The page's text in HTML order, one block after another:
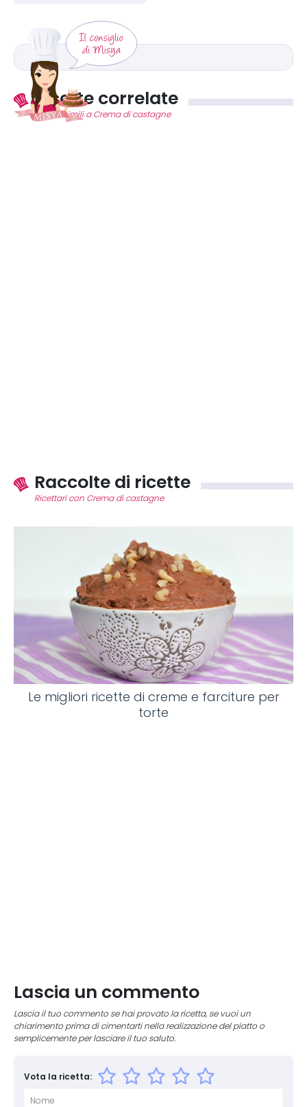
Ricette correlate
Ricette simili a Crema di castagne
Raccolte di ricette
Ricettari con Crema di castagne
Le migliori ricette di creme e farciture per
torte
Lascia un commento
Lascia il tuo commento se hai provato la ricetta, se vuoi un
chiarimento prima di cimentarti nella realizzazione del piatto o
semplicemente per lasciare il tuo saluto.
Vota la ricetta: